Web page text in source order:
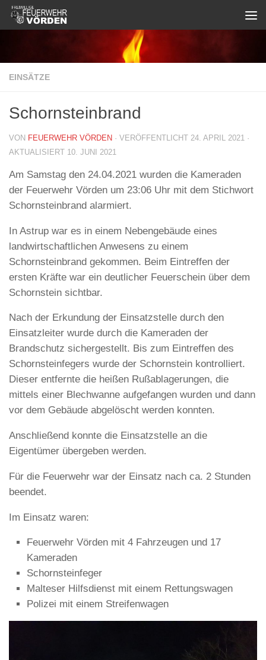
Zum Inhalt springen
EINSÄTZE
Schornsteinbrand
VON FEUERWEHR VÖRDEN · VERÖFFENTLICHT 24. APRIL 2021 ·
AKTUALISIERT 10. JUNI 2021
Am Samstag den 24.04.2021 wurden die Kameraden
der Feuerwehr Vörden um 23:06 Uhr mit dem Stichwort
Schornsteinbrand alarmiert.
In Astrup war es in einem Nebengebäude eines
landwirtschaftlichen Anwesens zu einem
Schornsteinbrand gekommen. Beim Eintreffen der
ersten Kräfte war ein deutlicher Feuerschein über dem
Schornstein sichtbar.
Nach der Erkundung der Einsatzstelle durch den
Einsatzleiter wurde durch die Kameraden der
Brandschutz sichergestellt. Bis zum Eintreffen des
Schornsteinfegers wurde der Schornstein kontrolliert.
Dieser entfernte die heißen Rußablagerungen, die
mittels einer Blechwanne aufgefangen wurden und dann
vor dem Gebäude abgelöscht werden konnten.
Anschließend konnte die Einsatzstelle an die
Eigentümer übergeben werden.
Für die Feuerwehr war der Einsatz nach ca. 2 Stunden
beendet.
Im Einsatz waren:
Feuerwehr Vörden mit 4 Fahrzeugen und 17
Kameraden
Schornsteinfeger
Malteser Hilfsdienst mit einem Rettungswagen
Polizei mit einem Streifenwagen